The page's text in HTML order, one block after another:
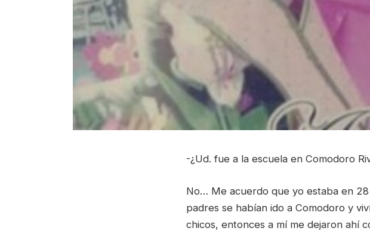
-¿Ud. fue a la escuela en Comodoro
No… Me acuerdo que yo estaba en
padres se habían ido a Comodoro y
chicos, entonces a mí me dejaron ahí